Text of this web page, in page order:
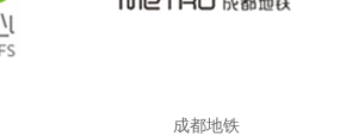
成都地铁